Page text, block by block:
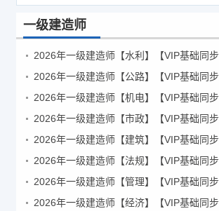
一级建造师
2026年一级建造师【水利】【VIP基础同步
2026年一级建造师【公路】【VIP基础同步
2026年一级建造师【机电】【VIP基础同步
2026年一级建造师【市政】【VIP基础同步
2026年一级建造师【建筑】【VIP基础同步
2026年一级建造师【法规】【VIP基础同步
2026年一级建造师【管理】【VIP基础同步
2026年一级建造师【经济】【VIP基础同步